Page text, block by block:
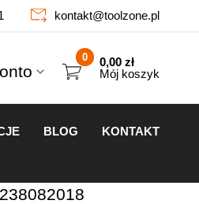
kontakt@toolzone.pl
0,00 zł
Mój koszyk
0
BLOG KONTAKT